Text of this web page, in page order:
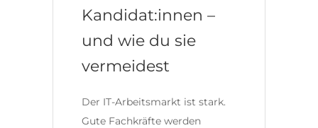
Kandidat:innen –
und wie du sie
vermeidest
Der IT-Arbeitsmarkt ist stark.
Gute Fachkräfte werden